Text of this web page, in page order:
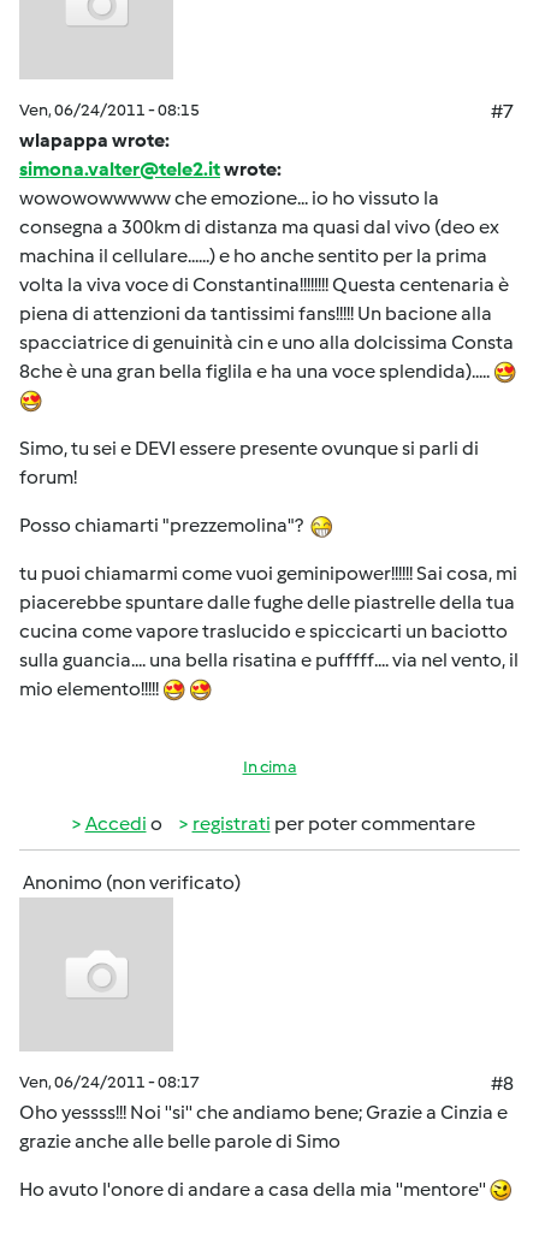
Ven, 06/24/2011 - 08:15
#7
wlapappa wrote:
simona.valter@tele2.itwrote:
wowowowwwww che emozione... io ho vissuto la
consegna a 300km di distanza ma quasi dal vivo (deo ex
machina il cellulare......) e ho anche sentito per la prima
volta la viva voce di Constantina!!!!!!!! Questa centenaria è
piena di attenzioni da tantissimi fans!!!!! Un bacione alla
spacciatrice di genuinità cin e uno alla dolcissima Consta
8che è una gran bella figlila e ha una voce splendida).....
Simo, tu sei e DEVI essere presente ovunque si parli di
forum!
Posso chiamarti "prezzemolina"?
tu puoi chiamarmi come vuoi geminipower!!!!!! Sai cosa, mi
piacerebbe spuntare dalle fughe delle piastrelle della tua
cucina come vapore traslucido e spiccicarti un baciotto
sulla guancia.... una bella risatina e pufffff.... via nel vento, il
mio elemento!!!!!
In cima
Accedi o registrati per poter commentare
Anonimo (non verificato)
Ven, 06/24/2011 - 08:17
#8
Oho yessss!!! Noi ''si'' che andiamo bene; Grazie a Cinzia e
grazie anche alle belle parole di Simo
Ho avuto l'onore di andare a casa della mia ''mentore''